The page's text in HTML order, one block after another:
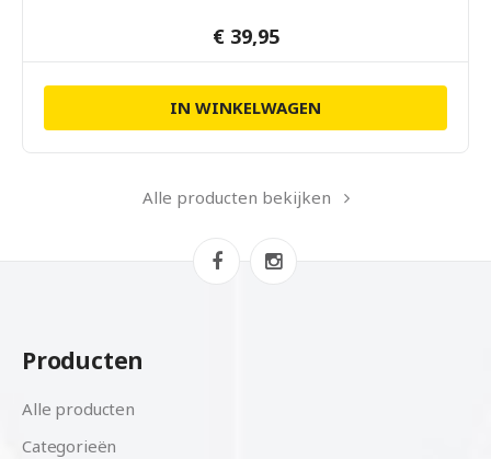
€ 39,95
IN WINKELWAGEN
Alle producten bekijken
Producten
Alle producten
Categorieën